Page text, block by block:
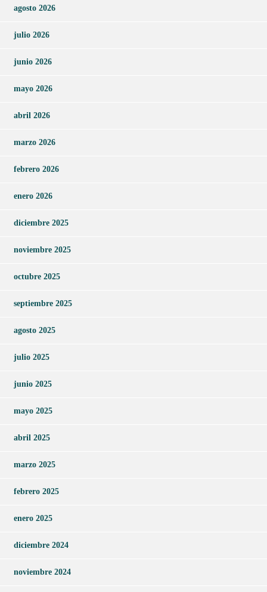
agosto 2026
julio 2026
junio 2026
mayo 2026
abril 2026
marzo 2026
febrero 2026
enero 2026
diciembre 2025
noviembre 2025
octubre 2025
septiembre 2025
agosto 2025
julio 2025
junio 2025
mayo 2025
abril 2025
marzo 2025
febrero 2025
enero 2025
diciembre 2024
noviembre 2024